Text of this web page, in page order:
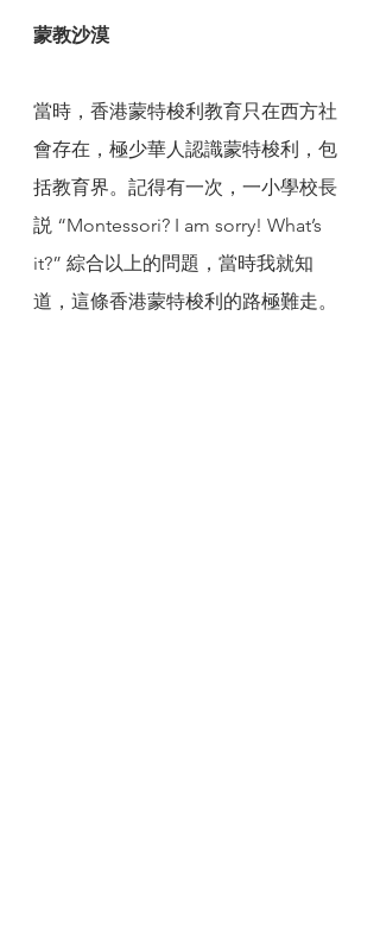
蒙教沙漠
當時，香港蒙特梭利教育只在西方社
會存在，極少華人認識蒙特梭利，包
括教育界。記得有一次，一小學校長
説 “Montessori? I am sorry! What’s
it?” 綜合以上的問題，當時我就知
道，這條香港蒙特梭利的路極難走。